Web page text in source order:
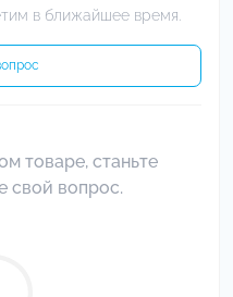
в ближайшее время.
товаре, станьте
свой вопрос.